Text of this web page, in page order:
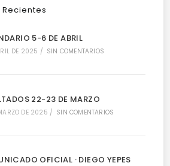
5-6 DE ABRIL
DE 2025 / SIN COMENTARIOS
22-23 DE MARZO
DE 2025 / SIN COMENTARIOS
OFICIAL · DIEGO YEPES